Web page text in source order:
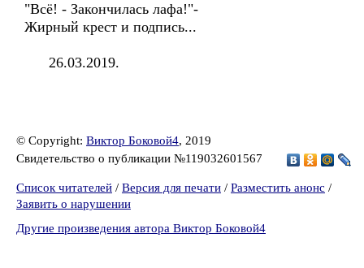
"Всё! - Закончилась лафа!"-
Жирный крест и подпись...
26.03.2019.
© Copyright: Виктор Боковой4, 2019
Свидетельство о публикации №119032601567
Список читателей / Версия для печати / Разместить анонс /
Заявить о нарушении
Другие произведения автора Виктор Боковой4